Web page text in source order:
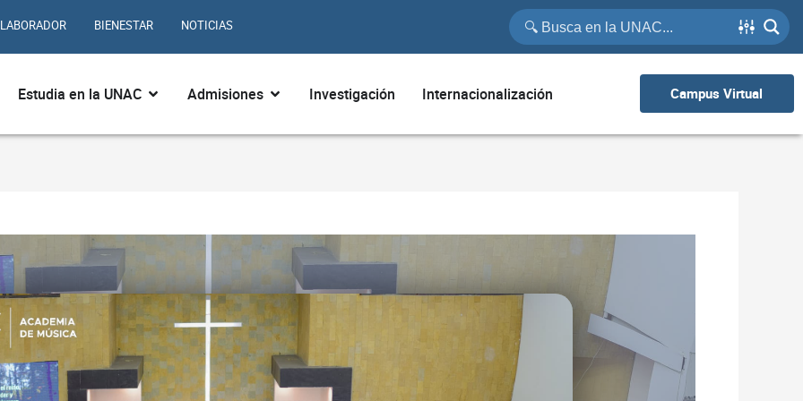
BIENESTAR NOTICIAS
¿Quiénes somos?
Estudia en la UNAC Abrir Estudia en la UNAC
Admisiones Abrir Admisiones
Investigación Internacionalización Campus Virtual